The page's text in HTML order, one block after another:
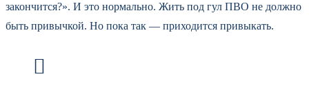
закончится?». И это нормально. Жить под гул ПВО не должно
быть привычкой. Но пока так — приходится привыкать.